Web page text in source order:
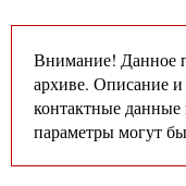
Внимание! Данное
архиве. Описание и
контактные
параметры могут